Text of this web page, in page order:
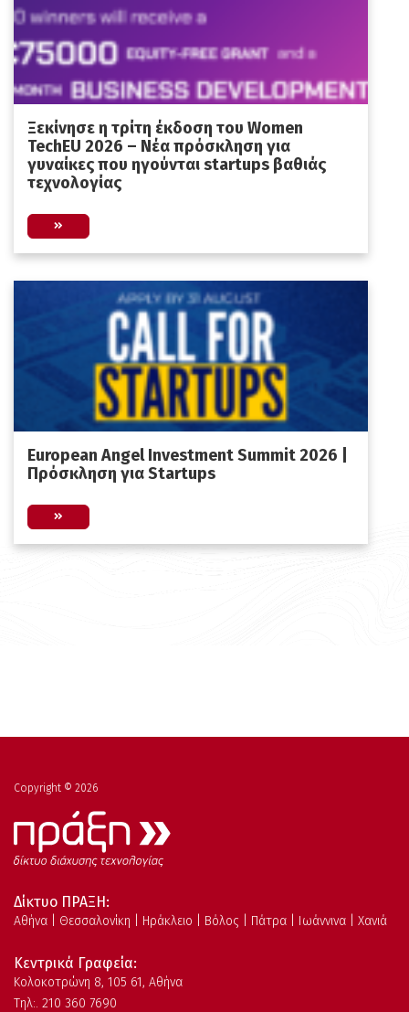
Ξεκίνησε η τρίτη έκδοση του Women
TechEU 2026 – Νέα πρόσκληση για
γυναίκες που ηγούνται startups βαθιάς
τεχνολογίας
European Angel Investment Summit 2026 |
Πρόσκληση για Startups
Copyright © 2026
Δίκτυο ΠΡΑΞΗ:
Αθήνα | Θεσσαλονίκη | Ηράκλειο | Βόλος | Πάτρα | Ιωάννινα | Χανιά
Κεντρικά Γραφεία:
Kολοκοτρώνη 8, 105 61, Αθήνα
Τηλ:. 210 360 7690